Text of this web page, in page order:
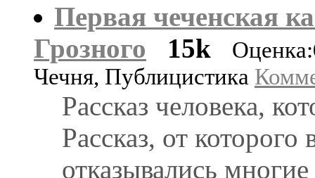
Первая чеченская
Грозного
15k Оценка:
Чечня, Публицистика
Рассказ человека,
Рассказ, от
отказывались